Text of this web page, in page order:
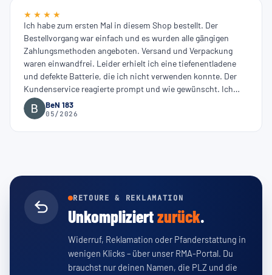
★ ★ ★ ★
Ich habe zum ersten Mal in diesem Shop bestellt. Der
Bestellvorgang war einfach und es wurden alle gängigen
Zahlungsmethoden angeboten. Versand und Verpackung
waren einwandfrei. Leider erhielt ich eine tiefenentladene
und defekte Batterie, die ich nicht verwenden konnte. Der
Kundenservice reagierte prompt und wie gewünscht. Ich
konnte die defekte Batterie fachgerecht entsorgen und
erhielt umgehend eine neue, vorgeladene Batterie. Diese
BeN 183
05/2026
RETOURE & REKLAMATION
Unkompliziertzurück.
Widerruf, Reklamation oder Pfanderstattung in
wenigen Klicks – über unser RMA-Portal. Du
brauchst nur deinen Namen, die PLZ und die